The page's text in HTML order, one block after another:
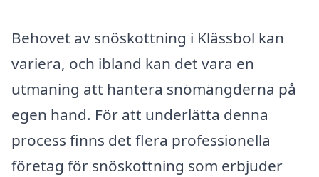
Behovet av snöskottning i Klässbol kan
variera, och ibland kan det vara en
utmaning att hantera snömängderna på
egen hand. För att underlätta denna
process finns det flera professionella
företag för snöskottning som erbjuder